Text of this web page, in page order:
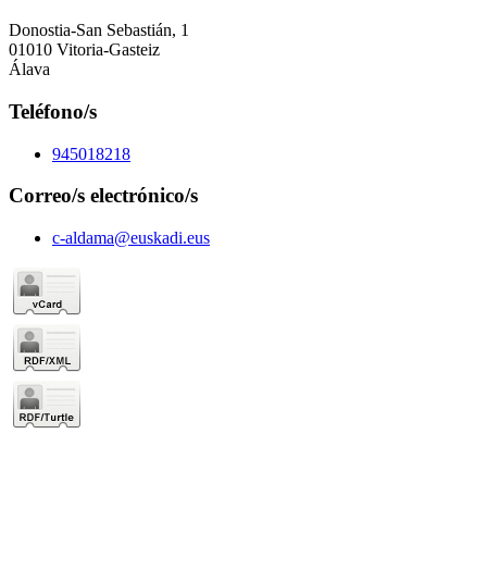
Donostia-San Sebastián, 1
01010 Vitoria-Gasteiz
Álava
Teléfono/s
945018218
Correo/s electrónico/s
c-aldama@euskadi.eus